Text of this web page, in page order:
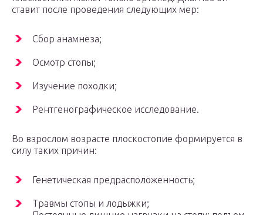
ставит после проведения следующих мер:
Сбор анамнеза;
Осмотр стопы;
Изучение походки;
Рентгенографическое исследование.
Во взрослом возрасте плоскостопие формируется в
силу таких причин:
Генетическая предрасположенность;
Травмы стопы и лодыжки;